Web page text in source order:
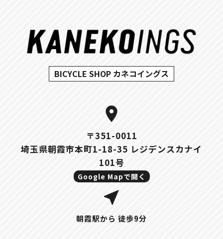
BICYCLE SHOP カネコイングス
location_on
〒351-0011
埼玉県朝霞市本町1-18-35 レジデンスカナイ
101号
Google Mapで開く
near_me
朝霞駅から 徒歩9分